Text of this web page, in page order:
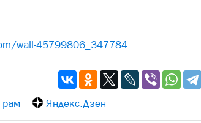
wall-45799806_347784
Яндекс.Дзен